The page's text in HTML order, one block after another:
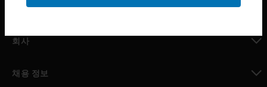
MYAUTOMATION サポート
회사
채용 정보